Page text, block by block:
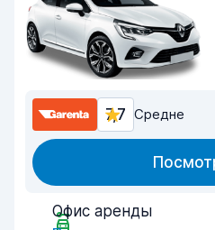
7,7 Средне
Офис аренды